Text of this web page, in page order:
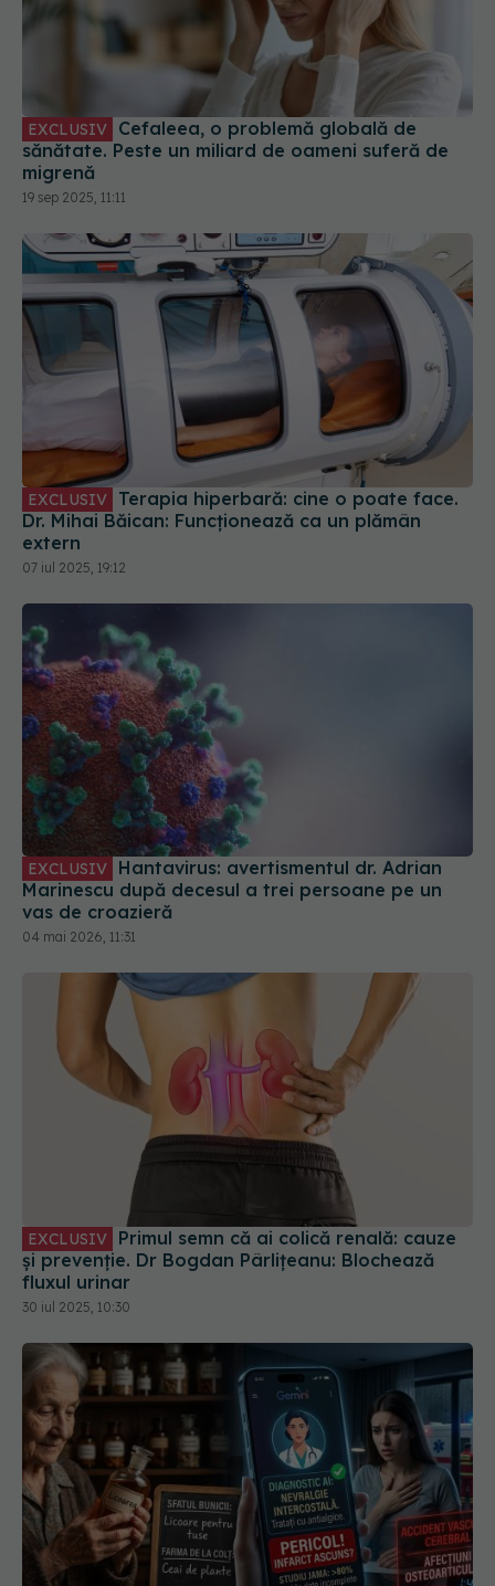
EXCLUSIV
sănătate. Peste un miliard de oameni suferă de
migrenă
19 sep 2025, 11:11
EXCLUSIV
Dr. Mihai Băican: Funcționează ca un plămân
extern
07 iul 2025, 19:12
EXCLUSIV
Marinescu după decesul a trei persoane pe un
vas de croazieră
04 mai 2026, 11:31
EXCLUSIV
și prevenție. Dr Bogdan Pârlițeanu: Blochează
fluxul urinar
30 iul 2025, 10:30